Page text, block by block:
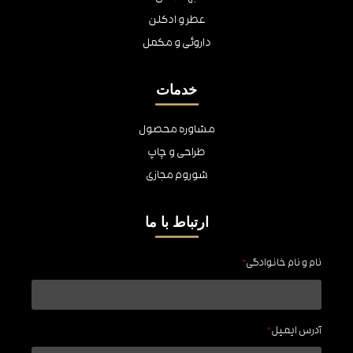
عطر و ادکلن
داروئی و مکمل
خدمات
مشاوره محصول
طراحی و چاپ
شوروم مجازی
ارتباط با ما
نام و نام خانوادگی*
آدرس ایمیل*